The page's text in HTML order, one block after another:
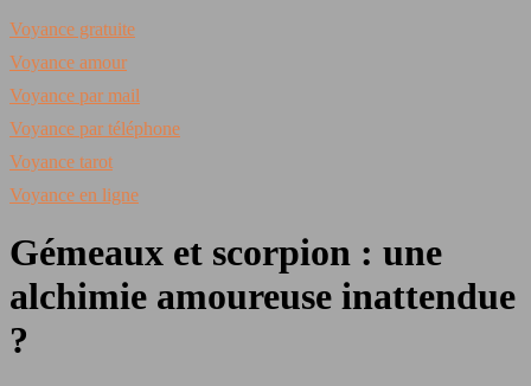
Voyance gratuite
Voyance amour
Voyance par mail
Voyance par téléphone
Voyance tarot
Voyance en ligne
Gémeaux et scorpion : une
alchimie amoureuse inattendue
?